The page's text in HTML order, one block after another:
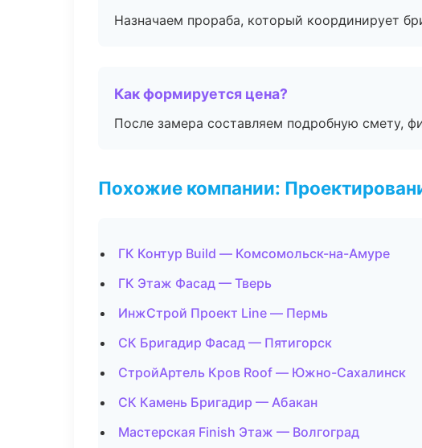
Назначаем прораба, который координирует
Как формируется цена?
После замера составляем подробную смету,
Похожие компании:
ГК Контур Build — Комсомольск-на-Амуре
ГК Этаж Фасад — Тверь
ИнжСтрой Проект Line — Пермь
СК Бригадир Фасад — Пятигорск
СтройАртель Кров Roof — Южно-Сахалинск
СК Камень Бригадир — Абакан
Мастерская Finish Этаж — Волгоград